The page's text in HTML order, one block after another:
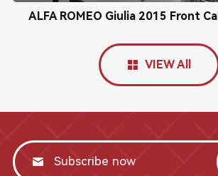
VIEW All